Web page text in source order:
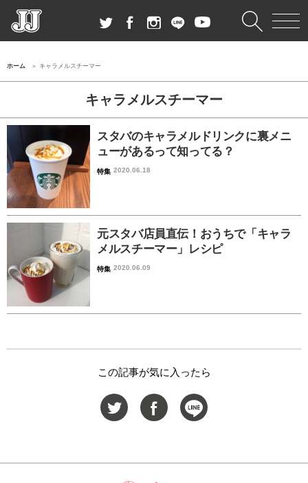
ホーム キャラメルスチーマー
キャラメルスチーマー
スタバのキャラメルドリンクに裏メニ
ューがあるって知ってる？
特集 2020.06.18
元スタバ店員直伝！おうちで「キャラ
メルスチーマー」レシピ
特集 2020.06.09
この記事が気に入ったら